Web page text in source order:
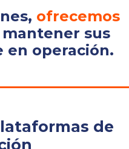
ofrecemos
mantener sus
en operación.
de